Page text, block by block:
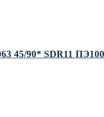
45/90* SDR11